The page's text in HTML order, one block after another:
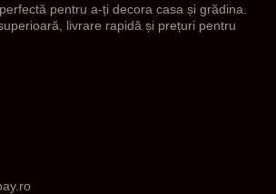
pentru a-ți decora casa și grădina.
livrare rapidă și prețuri pentru